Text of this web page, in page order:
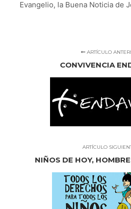
Evangelio, la Buena Noticia de
ARTÍCULO
CONVIVENCIA
ARTÍCULO
NIÑOS DE HOY,